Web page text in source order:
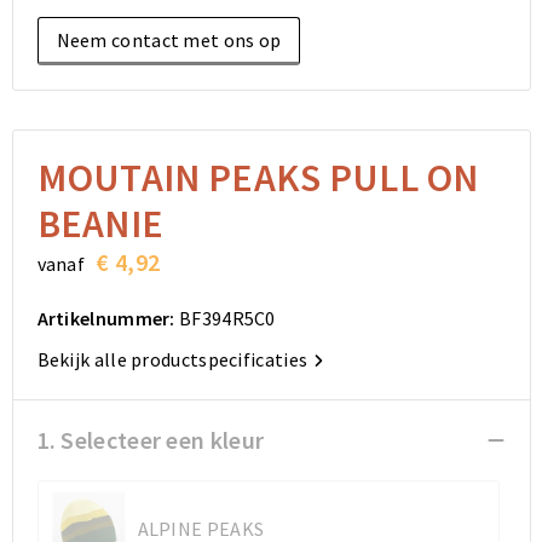
Elektronica, Gadgets en USB
Sleutelhangers en Lanyards
Anti-stress
Lampen en Gereedschap
Aanstekers
Snoepgoed
Sinterklaas
Reistassensets
Goodiebags
Golftassen
Opvouwbare tassen
Autotassen
Matrozentassen
Schoudertassen
Rugzakken
Bodywarmers
Kleding sets
Reistassensets
Goodiebags
Golftassen
Opvouwbare tassen
Autotassen
Matrozentassen
Schoudertassen
Rugzakken
Overhemden
Jassen
Broeken en Rokken
Schoenen
Neem contact met ons op
MOUTAIN PEAKS PULL ON
BEANIE
vanaf € 4,92
Artikelnummer: BF394R5C0
Bekijk alle productspecificaties
1. Selecteer een kleur
ALPINE PEAKS